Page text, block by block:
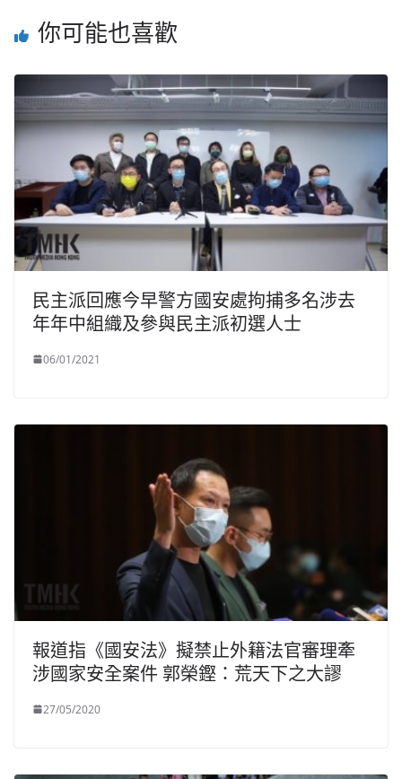
你可能也喜歡
民主派回應今早警方國安處拘捕多名涉去
年年中組織及參與民主派初選人士
06/01/2021
報道指《國安法》擬禁止外籍法官審理牽
涉國家安全案件 郭榮鏗：荒天下之大謬
27/05/2020